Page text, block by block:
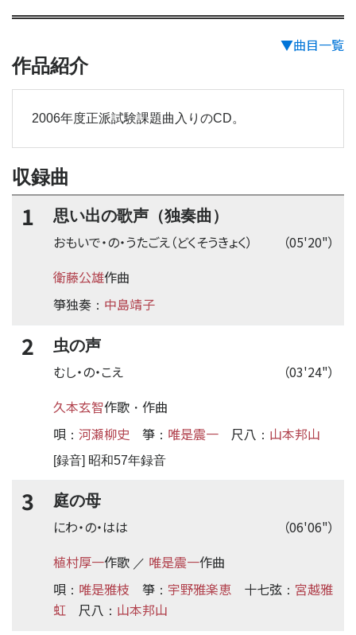
▼曲目一覧
作品紹介
2006年度正派試験課題曲入りのCD。
収録曲
1 思い出の歌声（独奏曲）
（05'20"）
おもいで・の・うたごえ（どくそうきょく）
衛藤公雄作曲
箏独奏 ： 中島靖子
2 虫の声
（03'24"）
むし・の・こえ
久本玄智作歌 ・ 作曲
唄 ： 河瀬柳史 箏 ： 唯是震一 尺八 ： 山本邦山
[録音] 昭和57年録音
3 庭の母
（06'06"）
にわ・の・はは
植村厚一作歌 ／ 唯是震一作曲
唄 ： 唯是雅枝 箏 ： 宇野雅楽恵 十七弦 ： 宮越雅
虹
尺八 ： 山本邦山